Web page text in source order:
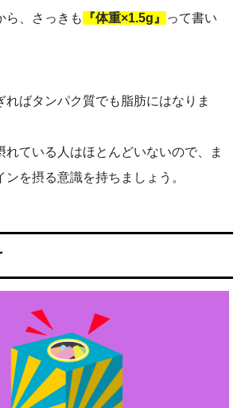
ら、さっきも
『体重×1.5g』
って書い
ればタンパク質でも脂肪にはなりま
れている人はほとんどいないので、ま
を摂る意識を持ちましょう。